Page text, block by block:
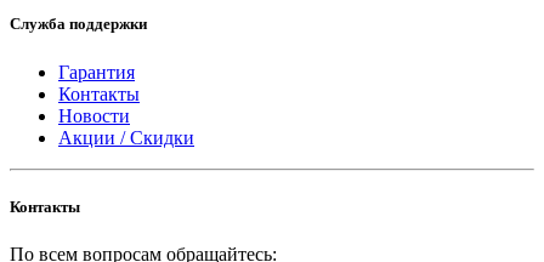
Служба поддержки
Гарантия
Контакты
Новости
Акции / Скидки
Контакты
По всем вопросам обращайтесь: